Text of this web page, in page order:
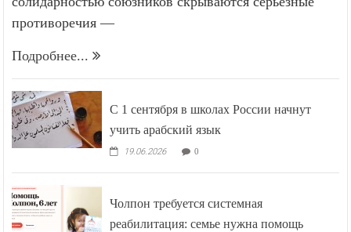
противоречия —
Подробнее...
С 1 сентября в школах России начнут
учить арабский язык
19.06.2026 0
Чолпон требуется системная
реабилитация: семье нужна помощь